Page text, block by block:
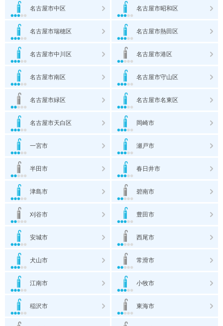
名古屋市中区 名古屋市昭和区
名古屋市瑞穂区 名古屋市熱田区
名古屋市中川区 名古屋市港区
名古屋市南区 名古屋市守山区
名古屋市緑区 名古屋市名東区
名古屋市天白区 岡崎市
一宮市 瀬戸市
半田市 春日井市
津島市 碧南市
刈谷市 豊田市
安城市 西尾市
犬山市 常滑市
江南市 小牧市
稲沢市 東海市